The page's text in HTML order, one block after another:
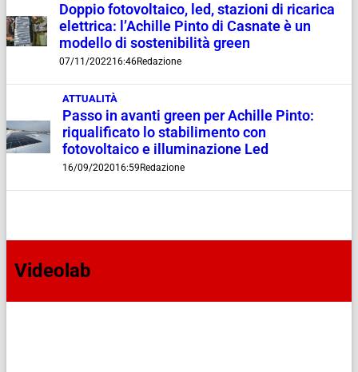
Doppio fotovoltaico, led, stazioni di ricarica
elettrica: l’Achille Pinto di Casnate è un
modello di sostenibilità green
07/11/202216:46Redazione
ATTUALITÀ
Passo in avanti green per Achille Pinto:
riqualificato lo stabilimento con
fotovoltaico e illuminazione Led
16/09/202016:59Redazione
Videolab